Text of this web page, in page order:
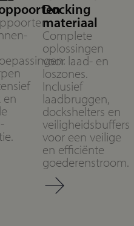
en
Docking
materiaal
Complete
oplossingen
voor laad- en
loszones.
Inclusief
laadbruggen,
dockshelters en
veiligheidsbuffers
voor een veilige
en efficiënte
goederenstroom.